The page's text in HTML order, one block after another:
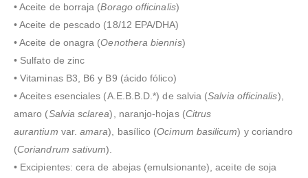
• Aceite de borraja (Borago officinalis)
• Aceite de pescado (18/12 EPA/DHA)
• Aceite de onagra (Oenothera biennis)
• Sulfato de zinc
• Vitaminas B3, B6 y B9 (ácido fólico)
• Aceites esenciales (A.E.B.B.D.*) de salvia (Salvia officinalis),
amaro (Salvia sclarea), naranjo-hojas (Citrus
aurantium var.amara), basílico (Ocimum basilicum) y coriandro
(Coriandrum sativum).
• Excipientes: cera de abejas (emulsionante), aceite de soja